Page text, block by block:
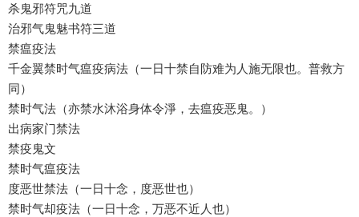
杀鬼邪符咒九道
治邪气鬼魅书符三道
禁瘟疫法
千金翼禁时气瘟疫病法（一日十禁自防难为人施无限也。普救方
同）
禁时气法（亦禁水沐浴身体令淨，去瘟疫恶鬼。）
出病家门禁法
禁疫鬼文
禁时气瘟疫法
度恶世禁法（一日十念，度恶世也）
禁时气却疫法（一日十念，万恶不近人也）